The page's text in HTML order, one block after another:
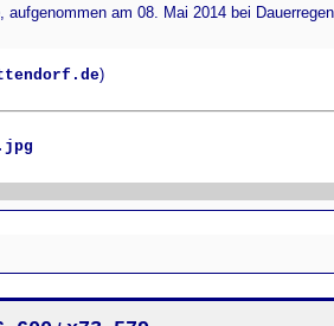
, aufgenommen am 08. Mai 2014 bei
)